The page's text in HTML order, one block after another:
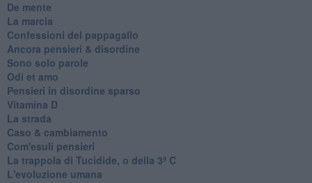
De mente
La marcia
Confessioni del pappagallo
Ancora pensieri & disordine
Sono solo parole
Odi et amo
Pensieri in disordine sparso
Vitamina D
La strada
Caso & cambiamento
Com'esuli pensieri
La trappola di Tucidide, o della 3ª C
L'evoluzione umana